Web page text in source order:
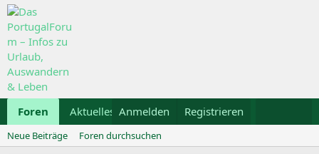
Foren Aktuelles Galerie Kalender
Anmelden Registrieren
Neue Beiträge Foren durchsuchen